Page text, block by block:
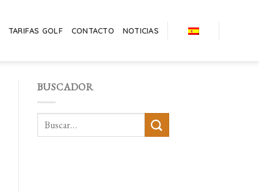
TARIFAS GOLF CONTACTO NOTICIAS
BUSCADOR